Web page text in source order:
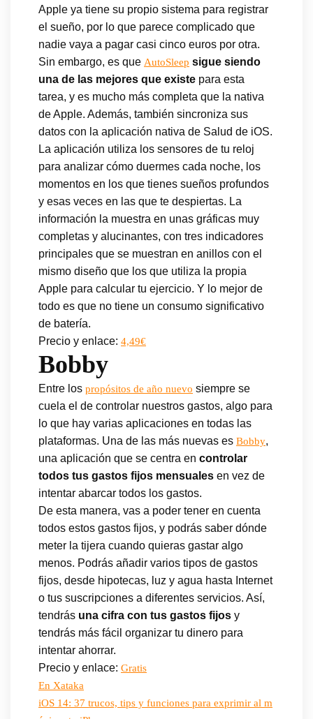
Apple ya tiene su propio sistema para registrar
el sueño, por lo que parece complicado que
nadie vaya a pagar casi cinco euros por otra.
Sin embargo, es que AutoSleep sigue siendo
una de las mejores que existe para esta
tarea, y es mucho más completa que la nativa
de Apple. Además, también sincroniza sus
datos con la aplicación nativa de Salud de iOS.
La aplicación utiliza los sensores de tu reloj
para analizar cómo duermes cada noche, los
momentos en los que tienes sueños profundos
y esas veces en las que te despiertas. La
información la muestra en unas gráficas muy
completas y alucinantes, con tres indicadores
principales que se muestran en anillos con el
mismo diseño que los que utiliza la propia
Apple para calcular tu ejercicio. Y lo mejor de
todo es que no tiene un consumo significativo
de batería.
Precio y enlace: 4,49€
Bobby
Entre los propósitos de año nuevo siempre se
cuela el de controlar nuestros gastos, algo para
lo que hay varias aplicaciones en todas las
plataformas. Una de las más nuevas es Bobby,
una aplicación que se centra en controlar
todos tus gastos fijos mensuales en vez de
intentar abarcar todos los gastos.
De esta manera, vas a poder tener en cuenta
todos estos gastos fijos, y podrás saber dónde
meter la tijera cuando quieras gastar algo
menos. Podrás añadir varios tipos de gastos
fijos, desde hipotecas, luz y agua hasta Internet
o tus suscripciones a diferentes servicios. Así,
tendrás una cifra con tus gastos fijos y
tendrás más fácil organizar tu dinero para
intentar ahorrar.
Precio y enlace: Gratis
En Xataka
iOS 14: 37 trucos, tips y funciones para exprimir al m